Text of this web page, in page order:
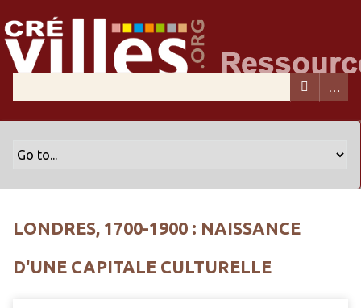
LONDRES, 1700-1900 : NAISSANCE
D'UNE CAPITALE CULTURELLE